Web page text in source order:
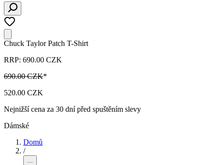
Chuck Taylor Patch T-Shirt
RRP: 690.00 CZK
690.00 CZK*
520.00 CZK
Nejnižší cena za 30 dní před spuštěním slevy
Dámské
Domů
/
...